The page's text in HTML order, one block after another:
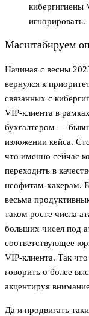
кибергигиены
игнорировать.
Масштабируем
Начиная с весны
вернулся к
связанных с
VIP-клиента в
бухгалтером —
изложении кейса.
что именно сейчас
переходить в
неофитам-хакерам.
весьма
таком росте числа
больших чисел под
соответствующее
VIP-клиента. Так
говорить о более
акцентируя
Да и продвигать